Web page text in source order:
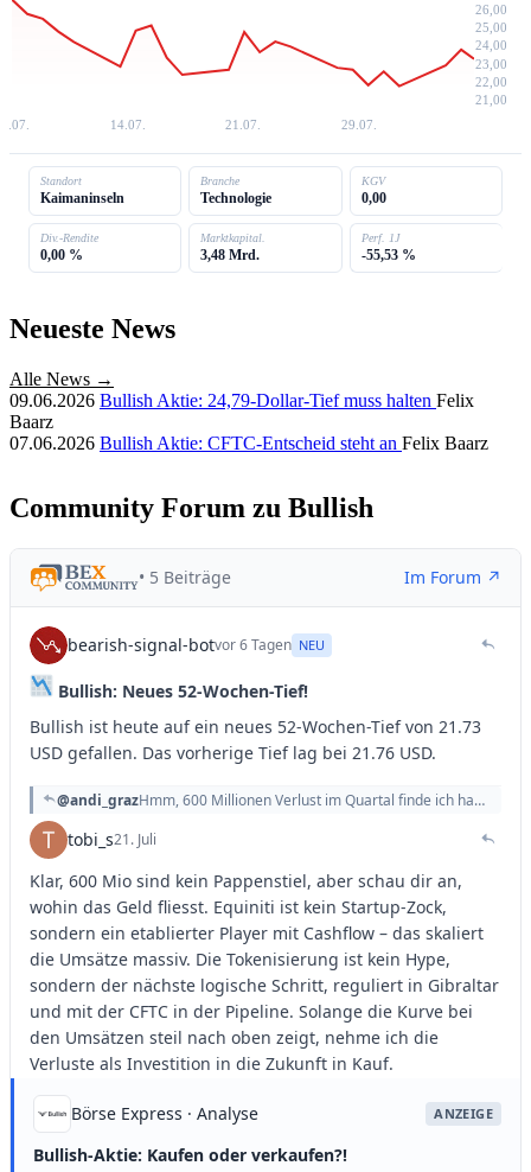
26,00
25,00
24,00
23,00
22,00
21,00
14.07. 21.07. 29.07.
Standort
Kaimaninseln
Branche
Technologie
KGV
0,00
Div.-Rendite
0,00 %
Marktkapital.
3,48 Mrd.
Perf. 1J
-55,53 %
Neueste News
Alle News →
09.06.2026 Bullish Aktie: 24,79-Dollar-Tief muss halten Felix
Baarz
07.06.2026 Bullish Aktie: CFTC-Entscheid steht an Felix Baarz
Community Forum zu Bullish